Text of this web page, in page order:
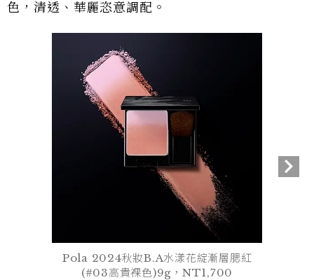
色，清透、華麗恣意調配。
Pola 2024秋妝B.A水漾花綻漸層腮紅
(#03高貴裸色)9g，NT1,700